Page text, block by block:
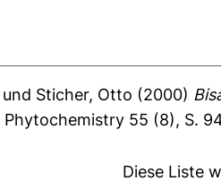
und Sticher, Otto (2000)
Phytochemistry 55 (8), S.
Diese Liste